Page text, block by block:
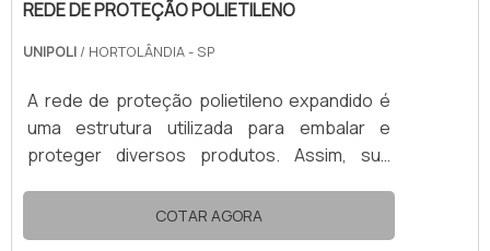
REDE DE PROTEÇÃO POLIETILENO
UNIPOLI / HORTOLÂNDIA - SP
A rede de proteção polietileno expandido é
uma estrutura utilizada para embalar e
proteger diversos produtos. Assim, sua
acondicionamento de frutas e bebidas
engarrafadas.No transporte e no
COTAR AGORA